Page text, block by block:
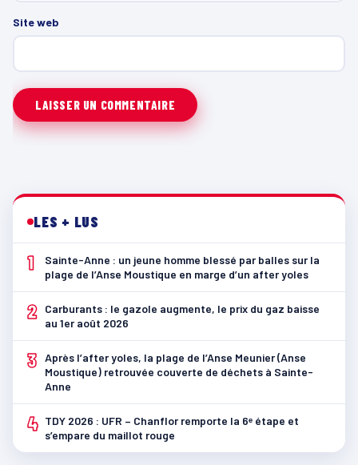
Site web
LES + LUS
1
Sainte-Anne : un jeune homme blessé par balles sur la
plage de l’Anse Moustique en marge d’un after yoles
2
Carburants : le gazole augmente, le prix du gaz baisse
au 1er août 2026
3 Après l’after yoles, la plage de l’Anse Meunier (Anse
Moustique) retrouvée couverte de déchets à Sainte-
Anne
4 TDY 2026 : UFR – Chanflor remporte la 6ᵉ étape et
s’empare du maillot rouge